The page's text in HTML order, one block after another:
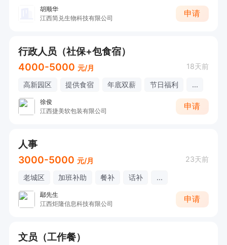
胡顺华
江西简兑生物科技有限公司
申请
行政人员（社保+包食宿）
4000-5000 元/月 18天前
高新园区 提供食宿 年底双薪 节日福利 ...
徐俊
江西捷美软包装有限公司
申请
人事
3000-5000 元/月 23天前
老城区 加班补助 餐补 话补 ...
鄢先生
江西炬隆信息科技有限公司
申请
文员（工作餐）